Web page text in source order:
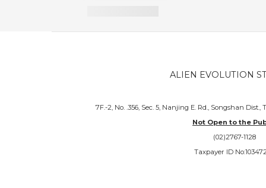
ALIEN EVOLUTION
7F.-2, No. .356, Sec. 5, Nanjing E. Rd., Songshan Dist.,
Not Open to the
(02)2767-1128
Taxpayer ID